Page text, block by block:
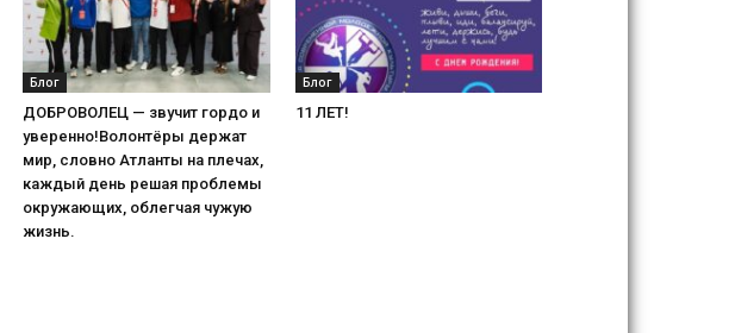
Блог
ДОБРОВОЛЕЦ — звучит гордо и
уверенно!Волонтёры держат
мир, словно Атланты на плечах,
каждый день решая проблемы
окружающих, облегчая чужую
жизнь.
Блог
11 ЛЕТ!